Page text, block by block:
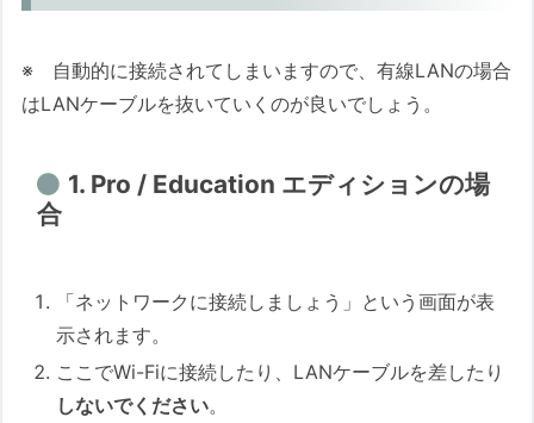
※ 自動的に接続されてしまいますので、有線LANの場合
はLANケーブルを抜いていくのが良いでしょう。
1. Pro / Education エディションの場
合
「ネットワークに接続しましょう」という画面が表
示されます。
ここでWi-Fiに接続したり、LANケーブルを差したり
しないでください。